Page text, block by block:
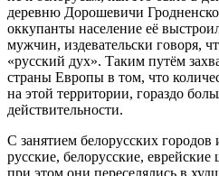
деревню Дорошевичи
оккупанты население её
мужчин, издевательски говоря,
«русский дух». Таким путём
страны Европы в том, что
на этой территории, гораздо
действительности.
С занятием белорусских
русские, белорусские,
при этом они переселялись в